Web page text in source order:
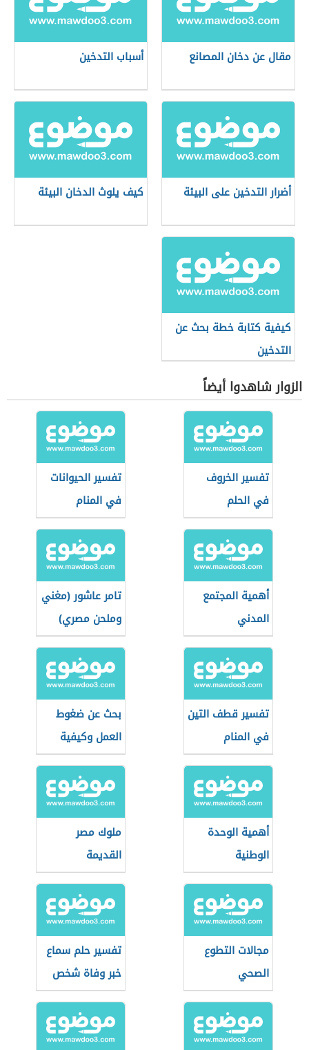
مقال عن دخان المصانع أسباب التدخين
أضرار التدخين على البيئة كيف يلوث الدخان البيئة
كيفية كتابة خطة بحث عن
التدخين
الزوار شاهدوا أيضاً
تفسير الخروف
في الحلم
تفسير الحيوانات
في المنام
أهمية المجتمع
المدني
تامر عاشور (مغني
وملحن مصري)
تفسير قطف التين
في المنام
بحث عن ضغوط
العمل وكيفية
التعامل معها
أهمية الوحدة
الوطنية
ملوك مصر
القديمة
مجالات التطوع
الصحي
تفسير حلم سماع
خبر وفاة شخص
حي